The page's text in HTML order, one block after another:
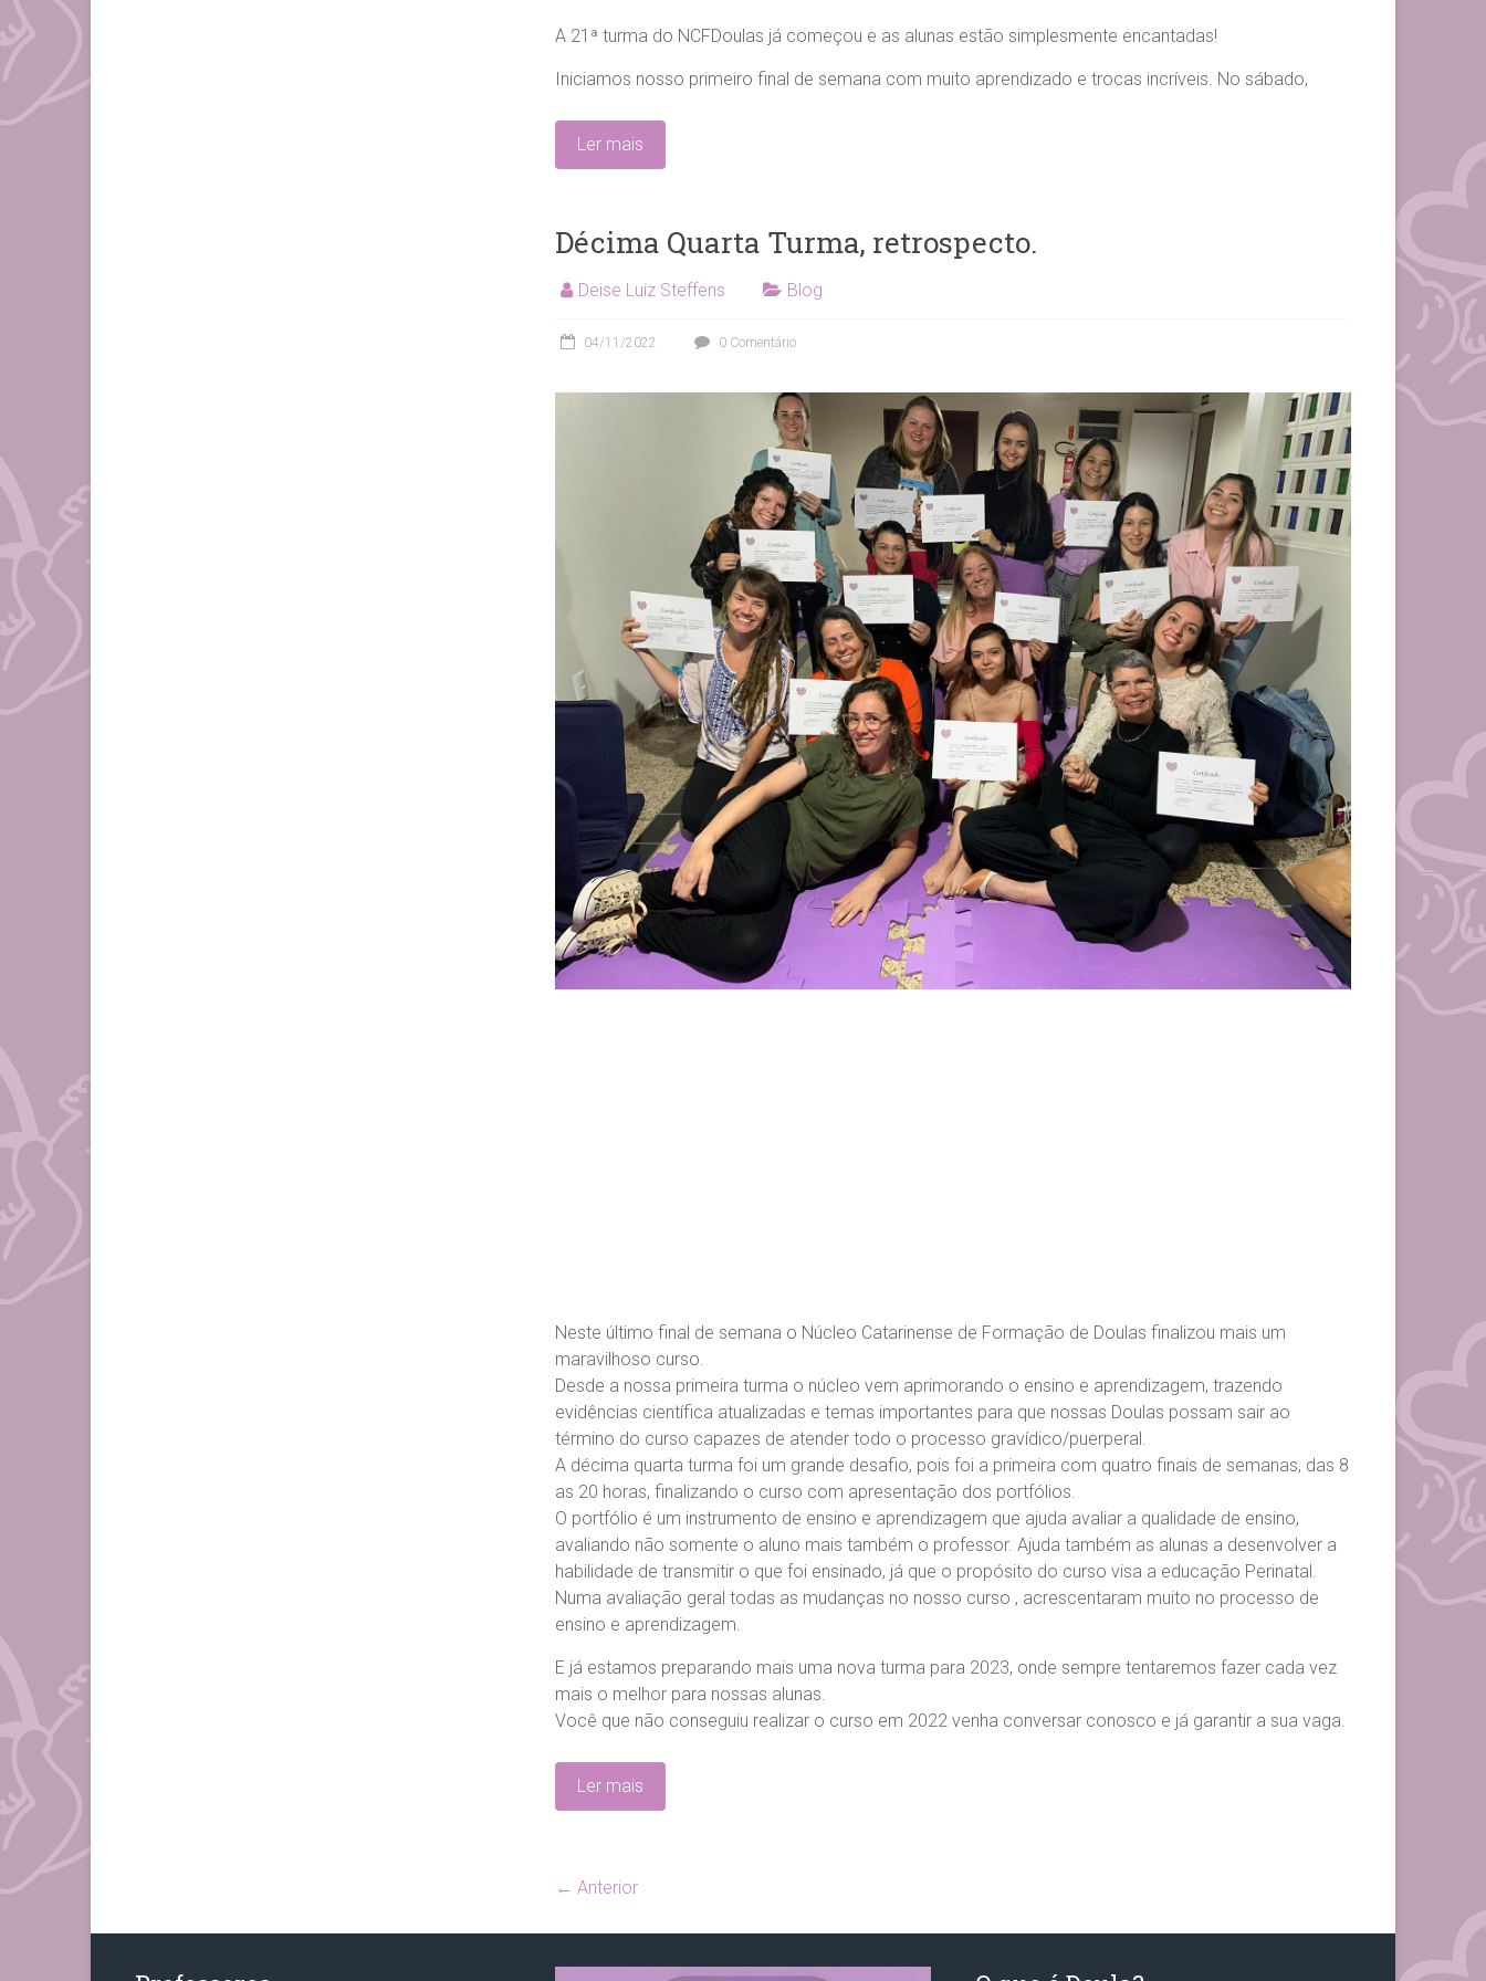
A 21ª turma do NCFDoulas já começou e as alunas estão simplesmente encantadas!
Iniciamos nosso primeiro final de semana com muito aprendizado e trocas incríveis. No sábado,
Ler mais
Décima Quarta Turma, retrospecto.
Deise Luiz Steffens Blog
04/11/2022 0 Comentário
Neste último final de semana o Núcleo Catarinense de Formação de Doulas finalizou mais um
maravilhoso curso.
Desde a nossa primeira turma o núcleo vem aprimorando o ensino e aprendizagem, trazendo
evidências científica atualizadas e temas importantes para que nossas Doulas possam sair ao
término do curso capazes de atender todo o processo gravídico/puerperal.
A décima quarta turma foi um grande desafio, pois foi a primeira com quatro finais de semanas, das 8
as 20 horas, finalizando o curso com apresentação dos portfólios.
O portfólio é um instrumento de ensino e aprendizagem que ajuda avaliar a qualidade de ensino,
avaliando não somente o aluno mais também o professor. Ajuda também as alunas a desenvolver a
habilidade de transmitir o que foi ensinado, já que o propósito do curso visa a educação Perinatal.
Numa avaliação geral todas as mudanças no nosso curso , acrescentaram muito no processo de
ensino e aprendizagem.
E já estamos preparando mais uma nova turma para 2023, onde sempre tentaremos fazer cada vez
mais o melhor para nossas alunas.
Você que não conseguiu realizar o curso em 2022 venha conversar conosco e já garantir a sua vaga.
Ler mais
← Anterior